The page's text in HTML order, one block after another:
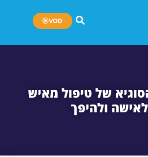
VOD
של טיפול מאיש
לאישה ולהיפך